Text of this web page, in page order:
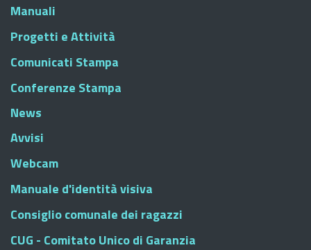
Manuali
Progetti e Attività
Comunicati Stampa
Conferenze Stampa
News
Avvisi
Webcam
Manuale d'identità visiva
Consiglio comunale dei ragazzi
CUG - Comitato Unico di Garanzia